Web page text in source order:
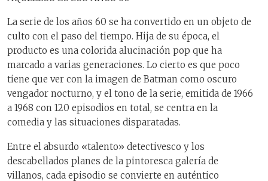
La serie de los años 60 se ha convertido en un objeto de
culto con el paso del tiempo. Hija de su época, el
producto es una colorida alucinación pop que ha
marcado a varias generaciones. Lo cierto es que poco
tiene que ver con la imagen de Batman como oscuro
vengador nocturno, y el tono de la serie, emitida de 1966
a 1968 con 120 episodios en total, se centra en la
comedia y las situaciones disparatadas.
Entre el absurdo «talento» detectivesco y los
descabellados planes de la pintoresca galería de
villanos, cada episodio se convierte en auténtico